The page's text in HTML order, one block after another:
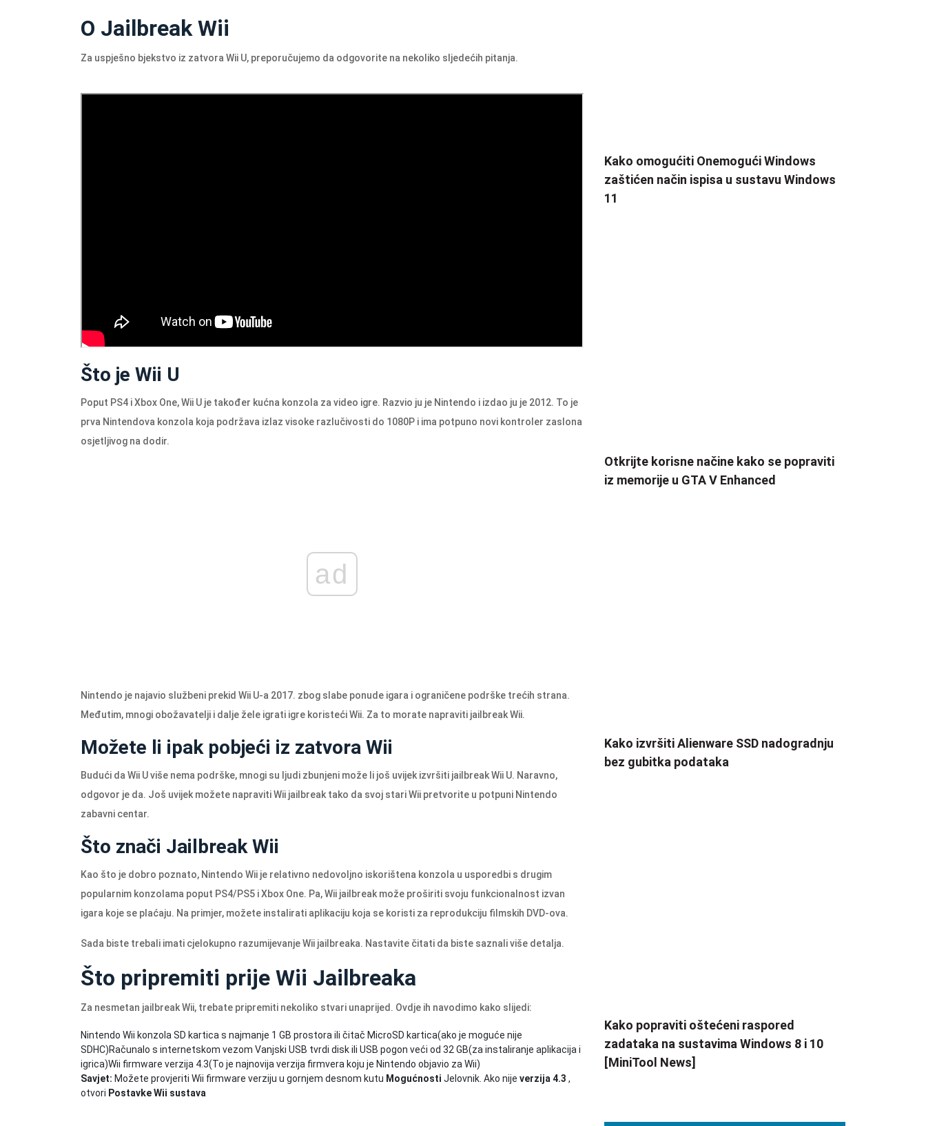
O Jailbreak Wii
Za uspješno bjekstvo iz zatvora Wii U, preporučujemo da odgovorite na nekoliko sljedećih pitanja.
Što je Wii U
Poput PS4 i Xbox One, Wii U je također kućna konzola za video igre. Razvio ju je Nintendo i izdao ju je 2012. To je
prva Nintendova konzola koja podržava izlaz visoke razlučivosti do 1080P i ima potpuno novi kontroler zaslona
osjetljivog na dodir.
ad
Nintendo je najavio službeni prekid Wii U-a 2017. zbog slabe ponude igara i ograničene podrške trećih strana.
Međutim, mnogi obožavatelji i dalje žele igrati igre koristeći Wii. Za to morate napraviti jailbreak Wii.
Možete li ipak pobjeći iz zatvora Wii
Budući da Wii U više nema podrške, mnogi su ljudi zbunjeni može li još uvijek izvršiti jailbreak Wii U. Naravno,
odgovor je da. Još uvijek možete napraviti Wii jailbreak tako da svoj stari Wii pretvorite u potpuni Nintendo
zabavni centar.
Što znači Jailbreak Wii
Kao što je dobro poznato, Nintendo Wii je relativno nedovoljno iskorištena konzola u usporedbi s drugim
popularnim konzolama poput PS4/PS5 i Xbox One. Pa, Wii jailbreak može proširiti svoju funkcionalnost izvan
igara koje se plaćaju. Na primjer, možete instalirati aplikaciju koja se koristi za reprodukciju filmskih DVD-ova.
Sada biste trebali imati cjelokupno razumijevanje Wii jailbreaka. Nastavite čitati da biste saznali više detalja.
Što pripremiti prije Wii Jailbreaka
Za nesmetan jailbreak Wii, trebate pripremiti nekoliko stvari unaprijed. Ovdje ih navodimo kako slijedi:
Nintendo Wii konzola SD kartica s najmanje 1 GB prostora ili čitač MicroSD kartica(ako je moguće nije
SDHC)Računalo s internetskom vezom Vanjski USB tvrdi disk ili USB pogon veći od 32 GB(za instaliranje aplikacija i
igrica)Wii firmware verzija 4.3(To je najnovija verzija firmvera koju je Nintendo objavio za Wii)
Savjet: Možete provjeriti Wii firmware verziju u gornjem desnom kutu Mogućnosti Jelovnik. Ako nije verzija 4.3 ,
otvori Postavke Wii sustava
Kako omogućiti Onemogući Windows
zaštićen način ispisa u sustavu Windows
11
Otkrijte korisne načine kako se popraviti
iz memorije u GTA V Enhanced
Kako izvršiti Alienware SSD nadogradnju
bez gubitka podataka
Kako popraviti oštećeni raspored
zadataka na sustavima Windows 8 i 10
[MiniTool News]